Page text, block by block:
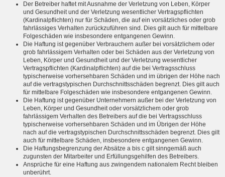
Der Betreiber haftet mit Ausnahme der Verletzung von Leben, Körper
und Gesundheit und der Verletzung wesentlicher Vertragspflichten
(Kardinalpflichten) nur für Schäden, die auf ein vorsätzliches oder grob
fahrlässiges Verhalten zurückzuführen sind. Dies gilt auch für mittelbare
Folgeschäden wie insbesondere entgangenen Gewinn.
Die Haftung ist gegenüber Verbrauchern außer bei vorsätzlichem oder
grob fahrlässigem Verhalten oder bei Schäden aus der Verletzung von
Leben, Körper und Gesundheit und der Verletzung wesentlicher
Vertragspflichten (Kardinalpflichten) auf die bei Vertragsschluss
typischerweise vorhersehbaren Schäden und im übrigen der Höhe nach
auf die vertragstypischen Durchschnittsschäden begrenzt. Dies gilt auch
für mittelbare Folgeschäden wie insbesondere entgangenen Gewinn.
Die Haftung ist gegenüber Unternehmern außer bei der Verletzung von
Leben, Körper und Gesundheit oder vorsätzlichem oder grob
fahrlässigem Verhalten des Betreibers auf die bei Vertragsschluss
typischerweise vorhersehbaren Schäden und im Übrigen der Höhe
nach auf die vertragstypischen Durchschnittsschäden begrenzt. Dies gilt
auch für mittelbare Schäden, insbesondere entgangenen Gewinn.
Die Haftungsbegrenzung der Absätze a bis c gilt sinngemäß auch
zugunsten der Mitarbeiter und Erfüllungsgehilfen des Betreibers.
Ansprüche für eine Haftung aus zwingendem nationalem Recht bleiben
unberührt.